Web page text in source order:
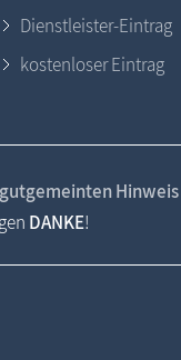
Dienstleister-Eintrag
kostenloser Eintrag
gutgemeinten Hinweis
DANKE!